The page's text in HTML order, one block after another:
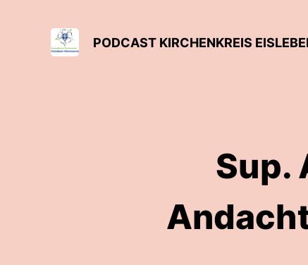
PODCAST KIRCHENKREIS
Sup.